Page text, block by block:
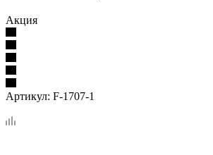
Акция
Артикул: F-1707-1